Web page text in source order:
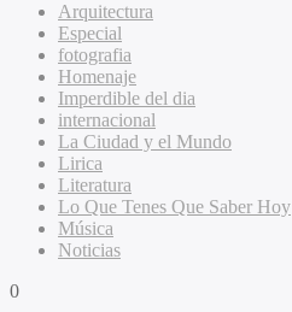
Arquitectura
Especial
fotografia
Homenaje
Imperdible del dia
internacional
La Ciudad y el Mundo
Lirica
Literatura
Lo Que Tenes Que Saber Hoy
Música
Noticias
0